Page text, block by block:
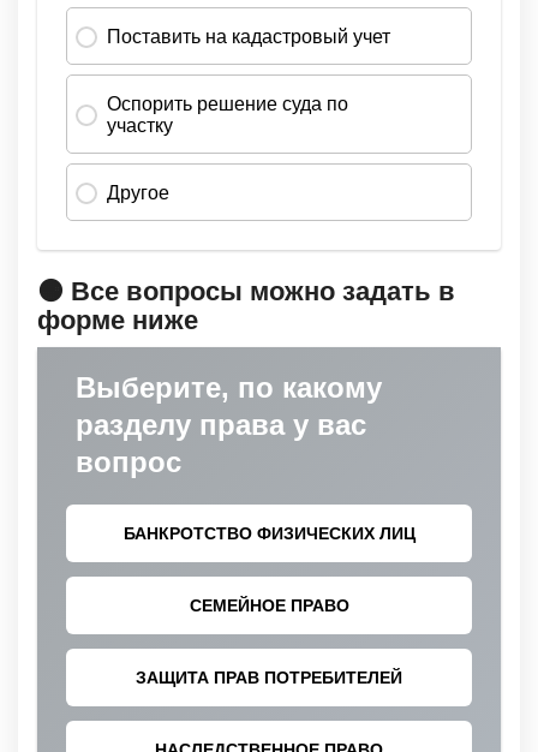
🟠 Все вопросы можно задать в
форме ниже